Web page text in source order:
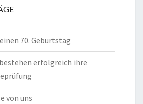
70. Geburtstag
erfolgreich ihre
von uns